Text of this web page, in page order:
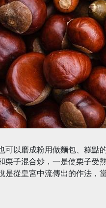
以磨成粉用做麵包、糕點
栗子混合炒，一是使栗子
從皇宮中流傳出的作法，